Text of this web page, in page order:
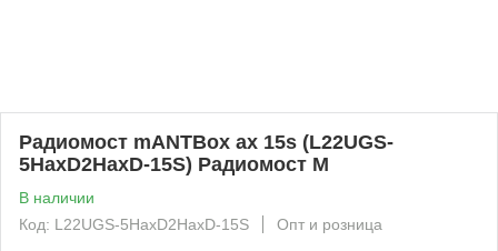
Радиомост mANTBox ax 15s (L22UGS-
5HaxD2HaxD-15S) Радиомост M
В наличии
Код: L22UGS-5HaxD2HaxD-15S
Опт и розница